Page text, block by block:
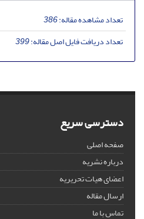
تعداد مشاهده مقاله:386
تعداد دریافت فایل اصل مقاله:399
دسترسی سریع
صفحه اصلی
درباره نشریه
اعضای هیات تحریریه
ارسال مقاله
تماس با ما